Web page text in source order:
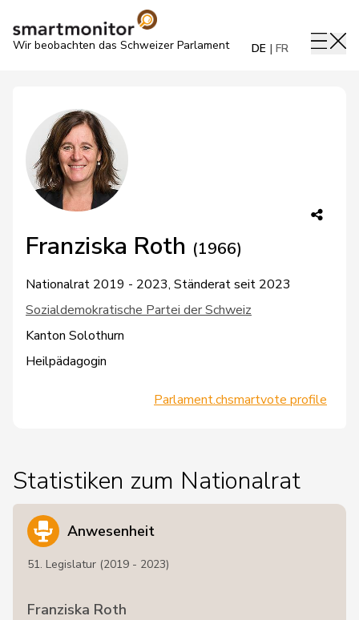
Wir beobachten das Schweizer Parlament DE FR
Franziska Roth (1966)
Nationalrat 2019 - 2023, Ständerat seit 2023
Sozialdemokratische Partei der Schweiz
Kanton Solothurn
Heilpädagogin
Parlament.chsmartvote profile
Statistiken zum Nationalrat
Anwesenheit
51. Legislatur (2019 - 2023)
Franziska Roth